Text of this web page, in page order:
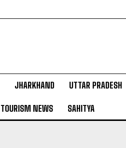
JHARKHAND UTTAR PRADESH
TOURISM NEWS SAHITYA